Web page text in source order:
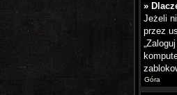
»
Jeżeli
przez
Góra